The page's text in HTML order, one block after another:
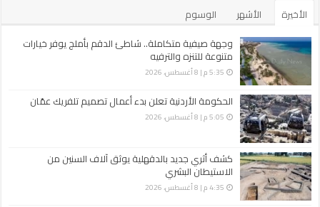
الأخيرة الأشهر
الوسوم
وجهة صيفية متكاملة.. شاطئ الدقم بأملج يوفر خيارات
متنوعة للتنزه والترفيه
5:35 م | 8 أغسطس، 2026
الحكومة الأردنية تعلن بدء أعمال تصميم تلفريك عمّان
5:05 م | 8 أغسطس، 2026
كشف أثري جديد بالدقهلية يوثق آلاف السنين من
الاستيطان البشري
4:35 م | 8 أغسطس، 2026